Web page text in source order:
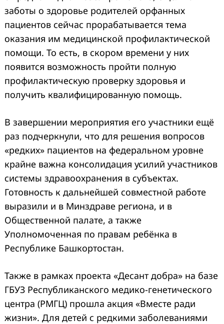
заботы о здоровье родителей орфанных
пациентов сейчас прорабатывается тема
оказания им медицинской профилактической
помощи. То есть, в скором времени у них
появится возможность пройти полную
профилактическую проверку здоровья и
получить квалифицированную помощь.
В завершении мероприятия его участники ещё
раз подчеркнули, что для решения вопросов
«редких» пациентов на федеральном уровне
крайне важна консолидация усилий участников
системы здравоохранения в субъектах.
Готовность к дальнейшей совместной работе
выразили и в Минздраве региона, и в
Общественной палате, а также
Уполномоченная по правам ребёнка в
Республике Башкортостан.
Также в рамках проекта «Десант добра» на базе
ГБУЗ Республиканского медико-генетического
центра (РМГЦ) прошла акция «Вместе ради
жизни». Для детей с редкими заболеваниями